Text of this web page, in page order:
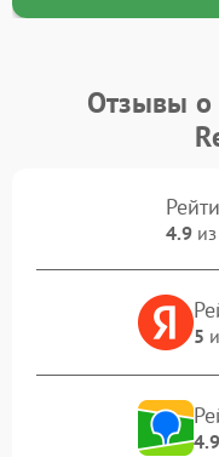
Отзывы о
4.9
5
4.9